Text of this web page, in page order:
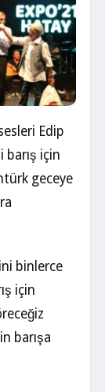
Edip
barış için
geceye
binlerce
için
barışa